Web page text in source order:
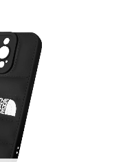
precio
original
era:
$ 60.000.